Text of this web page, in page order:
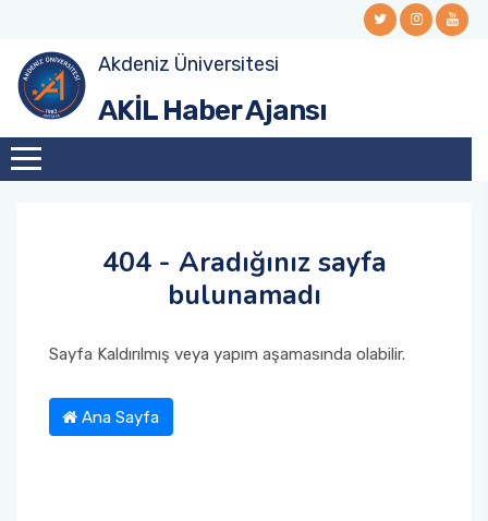
Akdeniz Üniversitesi
AKİL Haber Ajansı
404 - Aradığınız sayfa
bulunamadı
Sayfa Kaldırılmış veya yapım aşamasında olabilir.
Ana Sayfa